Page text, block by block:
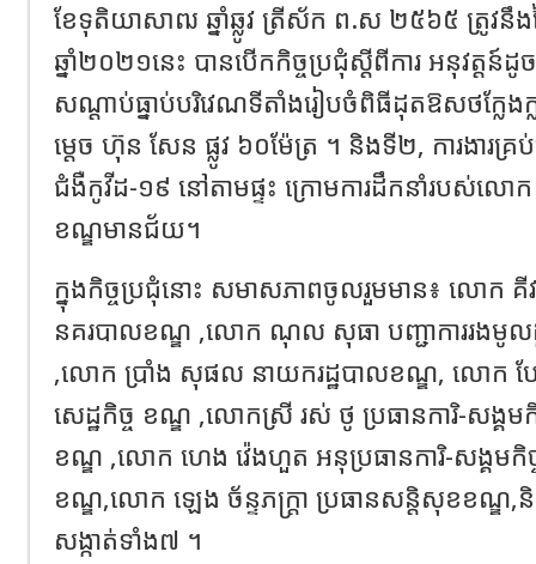
ខែទុតិយាសាឍ ឆ្នាំឆ្លូវ ត្រីស័ក ព.ស ២៥៦៥ ត្រូវនឹងថ្
ឆ្នាំ២០២១នេះ បានបើកកិច្ចប្រជុំស្តីពីការ អនុវត្តន៍
សណ្តាប់ធ្នាប់បរិវេណទីតាំងរៀបចំពិធីដុតឱសថក្ល
ម្តេច ហ៊ុន សែន ផ្លូវ ៦០ម៉ែត្រ ។​ និងទី២, ការងារគ្រប់
ជំងឺកូវីដ-១៩ នៅតាមផ្ទះ ក្រោមការដឹកនាំរបស់លោ
ខណ្ឌមានជ័យ។
ក្នុង​កិច្ច​ប្រជុំ​នោះ​ សមាសភាពចូលរួមមាន៖​ លោក គីវ
នគរបាលខណ្ឌ ,លោក ណុល សុធា បញ្ជាការរងមូលដ្
,លោក ប្រាំង សុផល នាយករដ្ឋបាលខណ្ឌ, លោក បែ
សេដ្ឋកិច្ច ខណ្ឌ ,លោកស្រី រស់ ថូ ប្រធានការិ-សង្គ
ខណ្ឌ ,លោក ហេង វ៉េងហួត អនុប្រធានការិ-សង្គម
ខណ្ឌ,លោក ឡេង ច័ន្ទភក្រ្តា ប្រធានសន្តិសុខខណ្
សង្កាត់ទាំង៧ ។